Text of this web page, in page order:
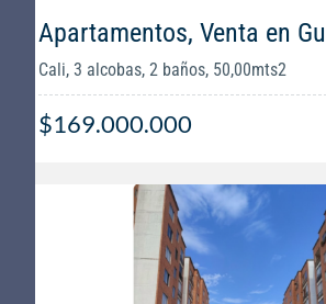
Apartamentos, Venta en
Cali, 3 alcobas, 2 baños, 50,00mts2
$169.000.000